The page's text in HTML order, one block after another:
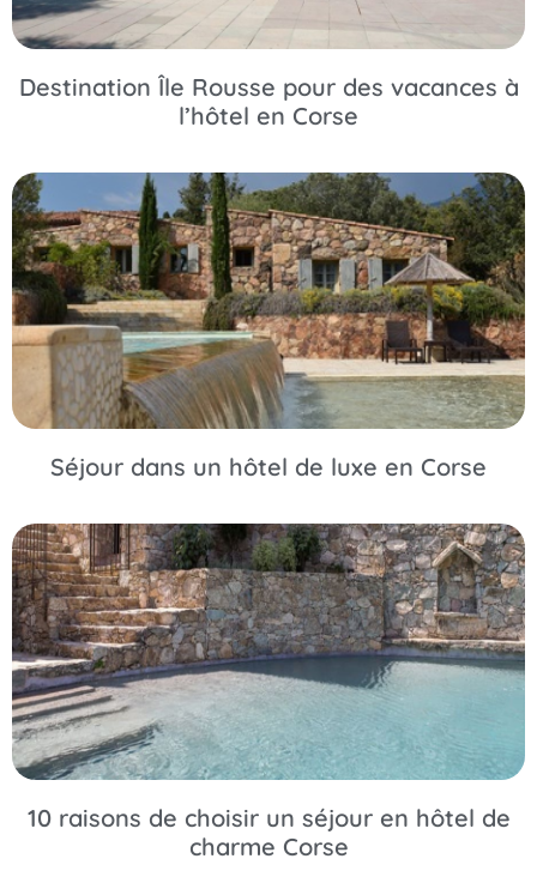
Destination Île Rousse pour des vacances à
l’hôtel en Corse
Séjour dans un hôtel de luxe en Corse
10 raisons de choisir un séjour en hôtel de
charme Corse